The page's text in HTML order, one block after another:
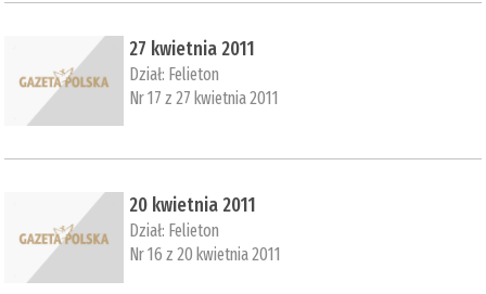
27 kwietnia 2011
Dział: Felieton
Nr 17 z 27 kwietnia 2011
20 kwietnia 2011
Dział: Felieton
Nr 16 z 20 kwietnia 2011